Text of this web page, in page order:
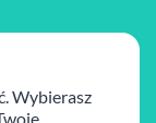
Wybierasz